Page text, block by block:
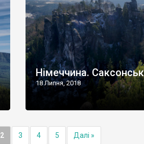
Німеччина.
18 Липня, 2018
2 3 4 5 Далі »